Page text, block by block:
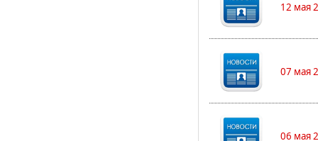
12 мая
07 мая
06 мая